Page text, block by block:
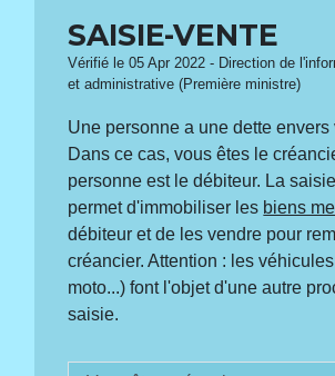
SAISIE-VENTE
Vérifié le 05 Apr 2022 - Direction de
et administrative (Première ministre)
Une personne a une dette envers
Dans ce cas, vous êtes le
personne est le débiteur. La
permet d'immobiliser les biens
débiteur et de les vendre pour
créancier. Attention : les
moto...) font l'objet d'une autre
saisie.